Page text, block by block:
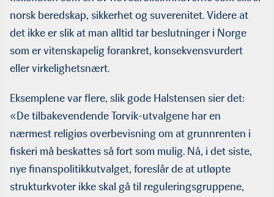
norsk beredskap, sikkerhet og suverenitet. Videre at
det ikke er slik at man alltid tar beslutninger i Norge
som er vitenskapelig forankret, konsekvensvurdert
eller virkelighetsnært.
Eksemplene var flere, slik gode Halstensen sier det:
«De tilbakevendende Torvik-utvalgene har en
nærmest religiøs overbevisning om at grunnrenten i
fiskeri må beskattes så fort som mulig. Nå, i det siste,
nye finanspolitikkutvalget, foreslår de at utløpte
strukturkvoter ikke skal gå til reguleringsgruppene,